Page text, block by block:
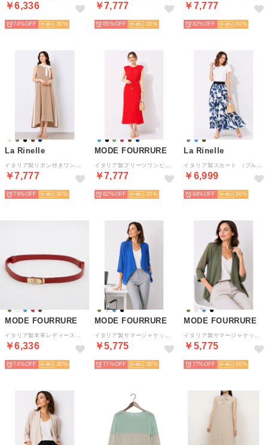
￥6,336
74% 30
￥7,777
85% 30
￥7,777
82% 30
La Rinelle
￥7,777
79% 30
MODE FOURRURE
￥7,777
82% 30
La Rinelle
￥6,999
84% 30
MODE FOURRURE
￥6,336
74% 30
MODE FOURRURE
￥5,775
77% 30
MODE FOURRURE
￥5,775
77% 30